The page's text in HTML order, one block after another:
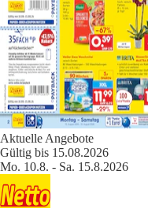
Aktuelle Angebote
Gültig bis 15.08.2026
Mo. 10.8. - Sa. 15.8.2026